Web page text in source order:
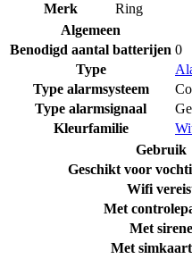
Merk
Ring
Algemeen
Benodigd aantal batterijen 0
Type
Type alarmsysteem
Type alarmsignaal
Kleurfamilie
Gebruik
Geschikt voor
Wifi
Met
Met sirene
Met